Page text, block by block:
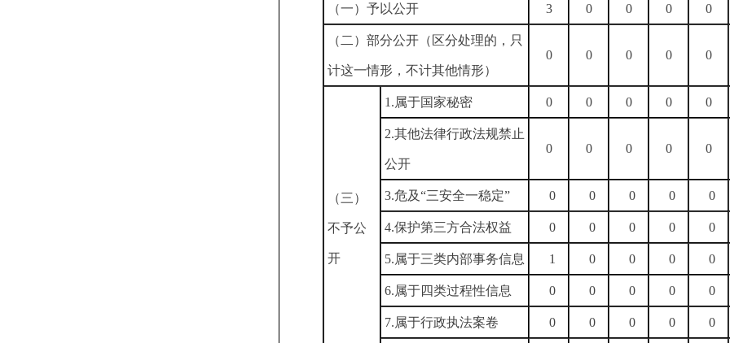
（一）予以公开 3 0 0 0 0
（二）部分公开（区分处理的，只
计这一情形，不计其他情形）
0 0 0 0 0
（三）
不予公
开
1.属于国家秘密 0 0 0 0 0
2.其他法律行政法规禁止
公开
0 0 0 0 0
3.危及“三安全一稳定” 0 0 0 0 0
4.保护第三方合法权益 0 0 0 0 0
5.属于三类内部事务信息 1 0 0 0 0
6.属于四类过程性信息 0 0 0 0 0
7.属于行政执法案卷 0 0 0 0 0